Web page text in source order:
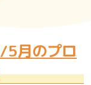
5月のプロ